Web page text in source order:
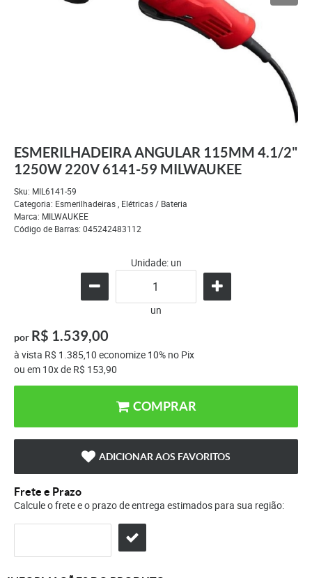
ESMERILHADEIRA ANGULAR 115MM 4.1/2"
1250W 220V 6141-59 MILWAUKEE
Sku: MIL6141-59
Categoria: Esmerilhadeiras, Elétricas / Bateria
Marca: MILWAUKEE
Código de Barras: 045242483112
Unidade: un
un
por R$ 1.539,00
à vista R$ 1.385,10 economize 10% no Pix
ou em 10xde R$ 153,90
COMPRAR
ADICIONAR AOS FAVORITOS
Frete e Prazo
Calcule o frete e o prazo de entrega estimados para sua região: